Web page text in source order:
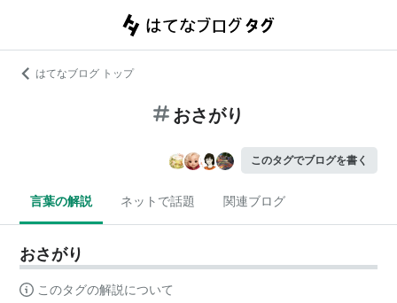
はてなブログ トップ
おさがり
このタグでブログを書く
言葉の解説 ネットで話題 関連ブログ
おさがり
このタグの解説について